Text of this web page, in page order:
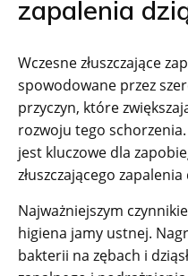
zapalenia
Wczesne złuszczające
spowodowane przez
przyczyn, które
rozwoju tego
jest kluczowe dla
złuszczającego zapalenia
Najważniejszym
higiena jamy ustnej.
bakterii na zębach i